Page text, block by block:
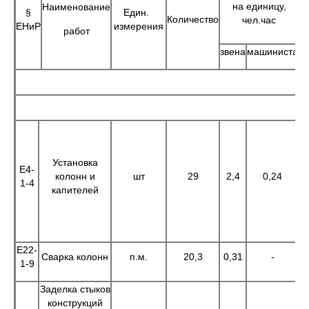
§
ЕНиР
Наименование
работ
Един.
измерения
Количество
на единицу,
чел.час
звена машиниста
Е4-
1-4
Установка
колонн и
капителей
шт 29 2,4 0,24
Е22-
1-9
Сварка колонн п.м. 20,3 0,31 -
Заделка стыков
конструкций